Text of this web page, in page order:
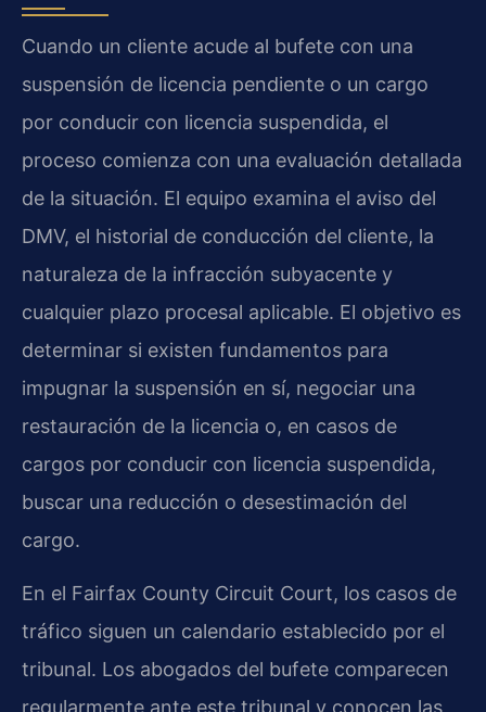
Cuando un cliente acude al bufete con una
suspensión de licencia pendiente o un cargo
por conducir con licencia suspendida, el
proceso comienza con una evaluación detallada
de la situación. El equipo examina el aviso del
DMV, el historial de conducción del cliente, la
naturaleza de la infracción subyacente y
cualquier plazo procesal aplicable. El objetivo es
determinar si existen fundamentos para
impugnar la suspensión en sí, negociar una
restauración de la licencia o, en casos de
cargos por conducir con licencia suspendida,
buscar una reducción o desestimación del
cargo.
En el Fairfax County Circuit Court, los casos de
tráfico siguen un calendario establecido por el
tribunal. Los abogados del bufete comparecen